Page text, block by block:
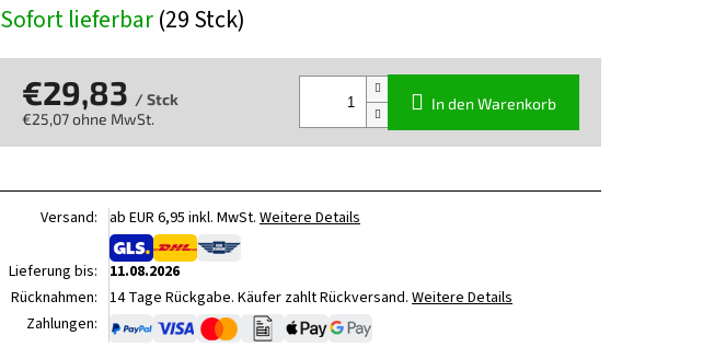
Sofort lieferbar(29 Stck)
€29,83 / Stck
€25,07 ohne MwSt.
In den Warenkorb
Versand: ab EUR 6,95 inkl. MwSt. Weitere Details
Lieferung bis:
11.08.2026
Rücknahmen: 14 Tage Rückgabe. Käufer zahlt Rückversand. Weitere Details
Zahlungen: